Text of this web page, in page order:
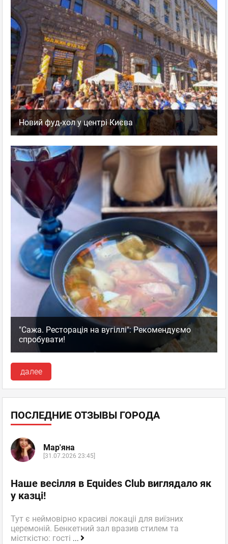
Новий фуд-хол у центрі Києва
"Сажа. Ресторація на вугіллі": Рекомендуємо
спробувати!
далее
ПОСЛЕДНИЕ ОТЗЫВЫ ГОРОДА
Мар'яна
[31.07.2026 23:45]
Наше весілля в Equides Club виглядало як
у казці!
Тут є неймовірно красиві локаціі для виїзних
церемоній. Бенкетний зал вразив стилем та
місткістю: гості ...